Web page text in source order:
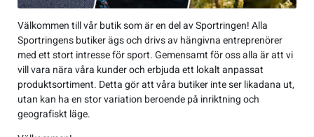
Jackor
Overaller
Regnkläder
Kängor
Sneakers
Övrigt
Lek & spel
Sporttillbehör
Accessoarer
Byxor
Jackor
Sneakers
Träningsskor
Walkingskor
Friluftstillbehör
Glasögon
Handskar
Accessoarer
Byxor
Jackor
Träningsskor
Walkingskor
Cykelskor
Friluftstillbehör
Glasögon
Handskar
Simning
Squash
Alpint
Välkommen till vår butik som är en del av Sportringen! Alla
Sportringens butiker ägs och drivs av hängivna entreprenörer
med ett stort intresse för sport. Gemensamt för oss alla är att vi
vill vara nära våra kunder och erbjuda ett lokalt anpassat
produktsortiment. Detta gör att våra butiker inte ser likadana ut,
utan kan ha en stor variation beroende på inriktning och
geografiskt läge.